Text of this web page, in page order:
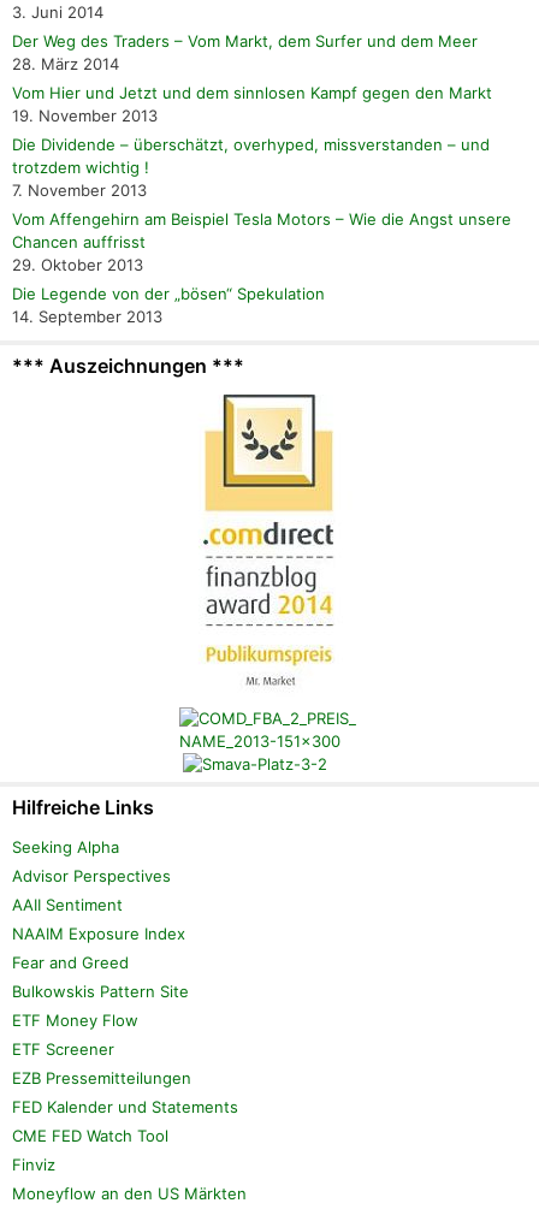
3. Juni 2014
Der Weg des Traders – Vom Markt, dem Surfer und dem Meer
28. März 2014
Vom Hier und Jetzt und dem sinnlosen Kampf gegen den Markt
19. November 2013
Die Dividende – überschätzt, overhyped, missverstanden – und
trotzdem wichtig !
7. November 2013
Vom Affengehirn am Beispiel Tesla Motors – Wie die Angst unsere
Chancen auffrisst
29. Oktober 2013
Die Legende von der „bösen“ Spekulation
14. September 2013
*** Auszeichnungen ***
Hilfreiche Links
Seeking Alpha
Advisor Perspectives
AAII Sentiment
NAAIM Exposure Index
Fear and Greed
Bulkowskis Pattern Site
ETF Money Flow
ETF Screener
EZB Pressemitteilungen
FED Kalender und Statements
CME FED Watch Tool
Finviz
Moneyflow an den US Märkten